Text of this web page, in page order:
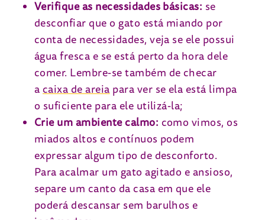
Verifique as necessidades básicas: se
desconfiar que o gato está miando por
conta de necessidades, veja se ele possui
água fresca e se está perto da hora dele
comer. Lembre-se também de checar
a caixa de areia para ver se ela está limpa
o suficiente para ele utilizá-la;
Crie um ambiente calmo: como vimos, os
miados altos e contínuos podem
expressar algum tipo de desconforto.
Para acalmar um gato agitado e ansioso,
separe um canto da casa em que ele
poderá descansar sem barulhos e